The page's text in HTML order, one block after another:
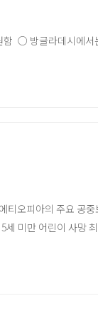
○ 방글라데시에서
에서 치료를 받고
코리아의 공식 견
오피아의 주요 공
미만 어린이 사망
말라리아 및 기타